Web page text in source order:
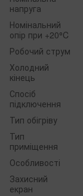
напруга
Номінальний
опір при +20⁰C
Робочий струм
Холодний
кінець
Спосіб
підключення
Тип обігріву
Тип
приміщення
Особливості
Захисний
екран